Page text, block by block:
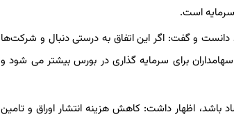
سرمایه است.
و گفت: اگر این اتفاق به درستی دنبال و شرکت‌ها
برای سرمایه گذاری در بورس بیشتر می شود و
باشد، اظهار داشت: کاهش هزینه انتشار اوراق و تامین